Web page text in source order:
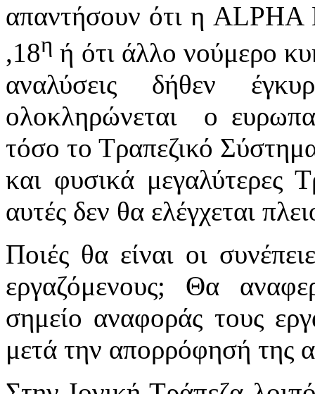
απαντήσουν ότι η ALPHA
,18η ή ότι άλλο νούμερο
αναλύσεις δήθεν
ολοκληρώνεται
ο
τόσο το Τραπεζικό
και φυσικά μεγαλύτερες
αυτές δεν θα ελέγχεται
Ποιές θα είναι οι
εργαζόμενους; Θα
σημείο αναφοράς τους
μετά την απορρόφησή της